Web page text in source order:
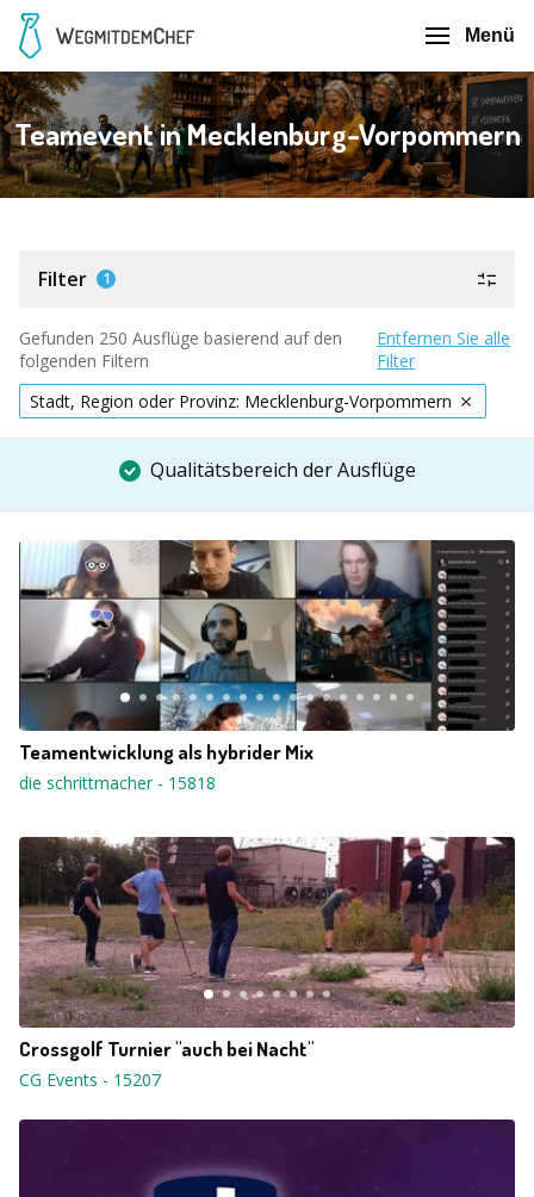
Menü
Teamevent in Mecklenburg-Vorpommern
Filter 1
Gefunden 250 Ausflüge basierend auf den
folgenden Filtern
Entfernen Sie alle
Filter
Stadt, Region oder Provinz: Mecklenburg-Vorpommern
Qualitätsbereich der Ausflüge
Teamentwicklung als hybrider Mix
die schrittmacher - 15818
Crossgolf Turnier "auch bei Nacht"
CG Events - 15207